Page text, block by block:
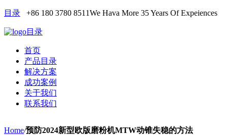
目录 +86 180 3780 8511We Hava More 35 Years Of Expeiences
目录
首页
产品目录
解决方案
成功案例
关于我们
联系我们
Home/预防2024新型欧版磨粉机MTW动锥失稳的方法